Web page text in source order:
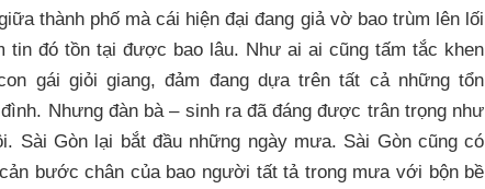
thành phố mà cái hiện đại đang giả vờ bao trùm lên lối
tin đó tồn tại được bao lâu. Như ai ai cũng tấm tắc khen
gái giỏi giang, đảm đang dựa trên tất cả những tổn
Nhưng đàn bà – sinh ra đã đáng được trân trọng như
Sài Gòn lại bắt đầu những ngày mưa. Sài Gòn cũng có
bước chân của bao người tất tả trong mưa với bộn bề